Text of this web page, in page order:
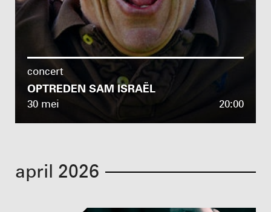
concert
OPTREDEN SAM ISRAËL
30 mei 20:00
april 2026